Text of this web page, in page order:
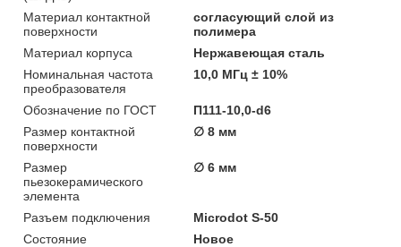
Материал контактной
поверхности
согласующий слой из
полимера
Материал корпуса
Нержавеющая сталь
Номинальная частота
преобразователя
10,0 МГц ± 10%
Обозначение по ГОСТ
П111-10,0-d6
Размер контактной
поверхности
∅ 8 мм
Размер
пьезокерамического
элемента
∅ 6 мм
Разъем подключения
Microdot S-50
Состояние
Новое